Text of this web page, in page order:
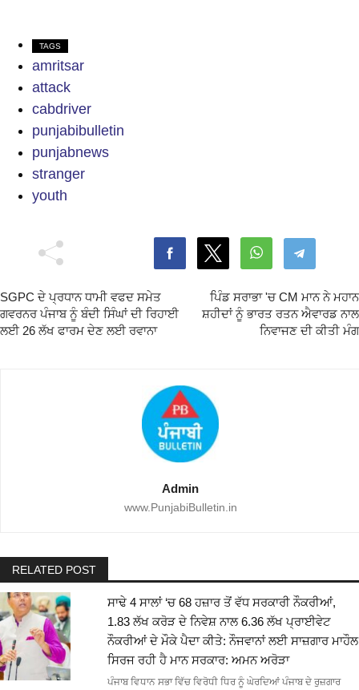
TAGS
amritsar
attack
cabdriver
punjabibulletin
punjabnews
stranger
youth
SGPC ਦੇ ਪ੍ਰਧਾਨ ਧਾਮੀ ਵਫਦ ਸਮੇਤ
ਗਵਰਨਰ ਪੰਜਾਬ ਨੂੰ ਬੰਦੀ ਸਿੰਘਾਂ ਦੀ ਰਿਹਾਈ
ਲਈ 26 ਲੱਖ ਫਾਰਮ ਦੇਣ ਲਈ ਰਵਾਨਾ
ਪਿੰਡ ਸਰਾਭਾ 'ਚ CM ਮਾਨ ਨੇ ਮਹਾਨ
ਸ਼ਹੀਦਾਂ ਨੂੰ ਭਾਰਤ ਰਤਨ ਐਵਾਰਡ ਨਾਲ
ਨਿਵਾਜਣ ਦੀ ਕੀਤੀ ਮੰਗ
Admin
www.PunjabiBulletin.in
RELATED POST
ਸਾਢੇ 4 ਸਾਲਾਂ ‘ਚ 68 ਹਜ਼ਾਰ ਤੋਂ ਵੱਧ ਸਰਕਾਰੀ ਨੌਕਰੀਆਂ,
1.83 ਲੱਖ ਕਰੋੜ ਦੇ ਨਿਵੇਸ਼ ਨਾਲ 6.36 ਲੱਖ ਪ੍ਰਾਈਵੇਟ
ਨੌਕਰੀਆਂ ਦੇ ਮੌਕੇ ਪੈਦਾ ਕੀਤੇ: ਨੌਜਵਾਨਾਂ ਲਈ ਸਾਜ਼ਗਾਰ ਮਾਹੌਲ
ਸਿਰਜ ਰਹੀ ਹੈ ਮਾਨ ਸਰਕਾਰ: ਅਮਨ ਅਰੋੜਾ
ਪੰਜਾਬ ਵਿਧਾਨ ਸਭਾ ਵਿੱਚ ਵਿਰੋਧੀ ਧਿਰ ਨੂੰ ਘੇਰਦਿਆਂ ਪੰਜਾਬ ਦੇ ਰੁਜ਼ਗਾਰ